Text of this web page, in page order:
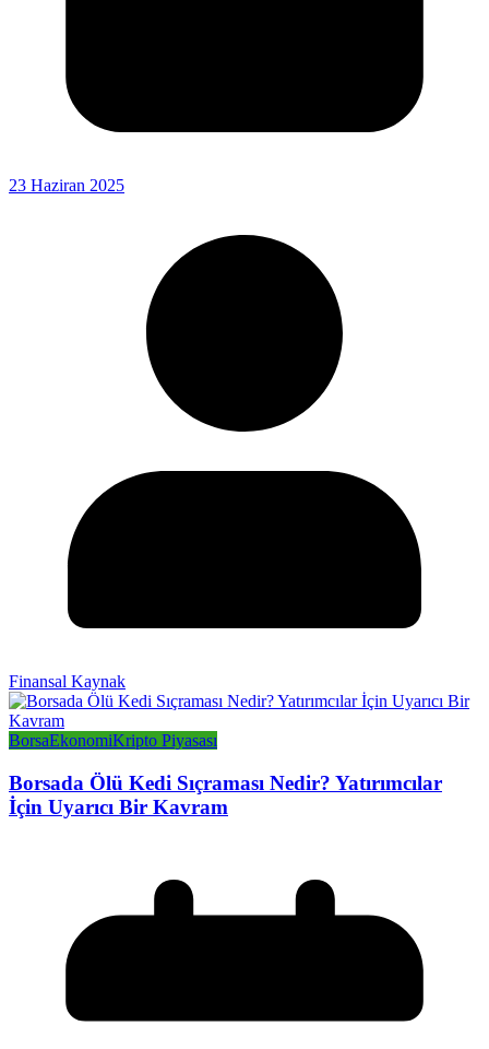
23 Haziran 2025
Finansal Kaynak
BorsaEkonomiKripto Piyasası
Borsada Ölü Kedi Sıçraması Nedir? Yatırımcılar
İçin Uyarıcı Bir Kavram